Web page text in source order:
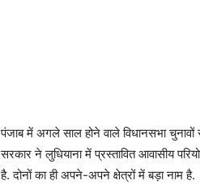
पंजाब में अगले साल होने वाले विधानसभा
सरकार ने लुधियाना में प्रस्‍तावित आवासीय
है. दोनों का ही अपने-अपने क्षेत्रों में बड़ा नाम है.